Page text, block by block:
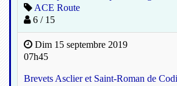
ACE Route
6 / 15
Dim 15 septembre 2019
07h45
Brevets Asclier et Saint-Roman de